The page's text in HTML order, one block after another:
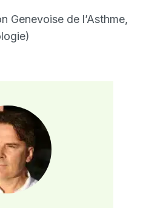
Genevoise de l’Asthme,